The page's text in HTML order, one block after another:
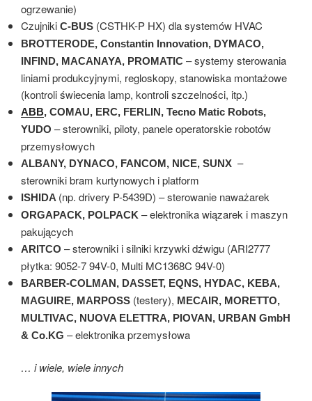
ogrzewanie)
Czujniki C-BUS (CSTHK-P HX) dla systemów HVAC
BROTTERODE, Constantin Innovation, DYMACO,
INFIND, MACANAYA, PROMATIC – systemy sterowania
liniami produkcyjnymi, regloskopy, stanowiska montażowe
(kontroli świecenia lamp, kontroli szczelności, itp.)
ABB, COMAU, ERC, FERLIN, Tecno Matic Robots,
YUDO – sterowniki, piloty, panele operatorskie robotów
przemysłowych
ALBANY, DYNACO, FANCOM, NICE, SUNX –
sterowniki bram kurtynowych i platform
ISHIDA (np. drivery P-5439D) – sterowanie naważarek
ORGAPACK, POLPACK – elektronika wiązarek i maszyn
pakujących
ARITCO – sterowniki i silniki krzywki dźwigu (ARI2777
płytka: 9052-7 94V-0, Multi MC1368C 94V-0)
BARBER-COLMAN, DASSET, EQNS, HYDAC, KEBA,
MAGUIRE, MARPOSS (testery), MECAIR, MORETTO,
MULTIVAC, NUOVA ELETTRA, PIOVAN, URBAN GmbH
& Co.KG – elektronika przemysłowa
… i wiele, wiele innych